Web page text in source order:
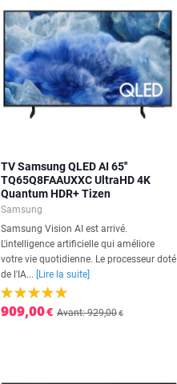
TV Samsung QLED AI 65''
TQ65Q8FAAUXXC UltraHD 4K
Quantum HDR+ Tizen
Samsung
Samsung Vision AI est arrivé.
L'intelligence artificielle qui améliore
votre vie quotidienne. Le processeur doté
de l'IA...
[Lire la suite]
909,00€ Avant: 929,00€